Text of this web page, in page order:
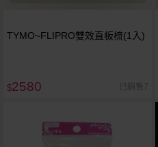
TYMO~FLIPRO雙效直板梳(1入)
$2580 已銷售7